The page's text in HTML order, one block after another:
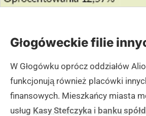
Głogóweckie filie
W Głogówku oprócz oddziałów
funkcjonują również placówki
finansowych. Mieszkańcy miasta
usług Kasy Stefczyka i banku